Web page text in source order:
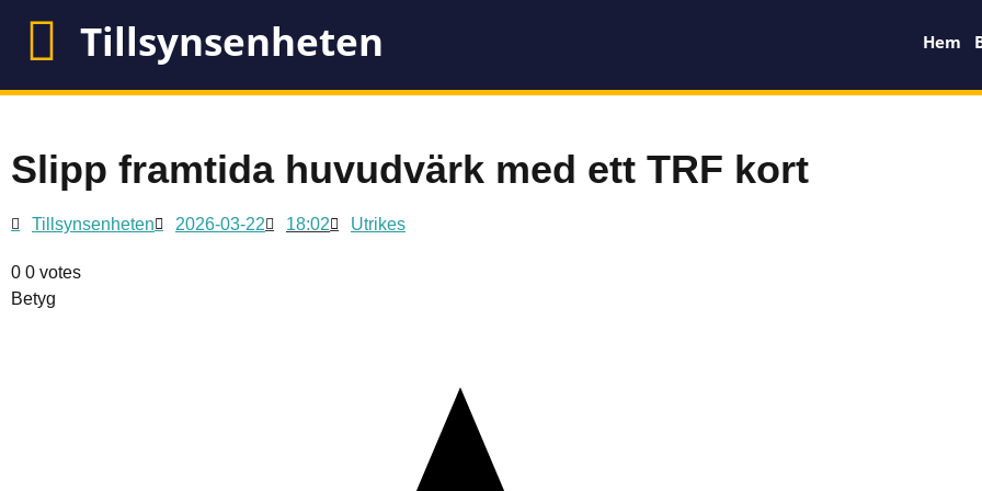
Tillsynsenheten Hem
Slipp framtida huvudvärk med ett TRF kort
Tillsynsenheten 2026-03-22 18:02 Utrikes
0 0 votes
Betyg